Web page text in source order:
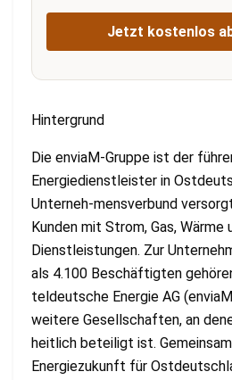
Jetzt kostenlos
Hintergrund
Die enviaM-Gruppe ist der
Energiedienstleister in
Unterneh-mensverbund
Kunden mit Strom, Gas, Wärme
Dienstleistungen. Zur
als 4.100 Beschäftigten
teldeutsche Energie AG
weitere Gesellschaften, an
heitlich beteiligt ist.
Energiezukunft für